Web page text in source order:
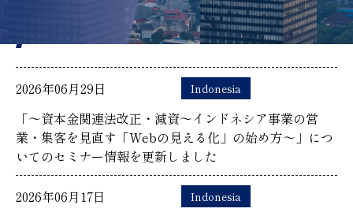
ニュース
2026年06月29日 Indonesia
「～資本金関連法改正・減資～インドネシア事業の営
業・集客を見直す「Webの見える化」の始め方～」につ
いてのセミナー情報を更新しました
2026年06月17日 Indonesia